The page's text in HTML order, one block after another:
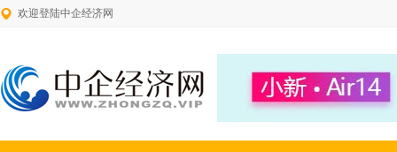
欢迎登陆中企经济网